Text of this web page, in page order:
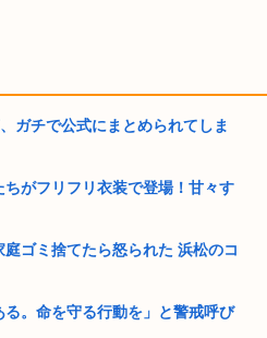
ガチで公式にまとめられてしま
ちがフリフリ衣装で登場！甘々す
ゴミ捨てたら怒られた 浜松のコ
。命を守る行動を」と警戒呼び